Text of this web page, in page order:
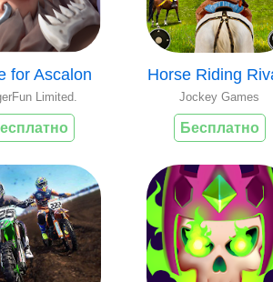
for Ascalon
Limited.
Horse Riding
Jockey Games
Бесплатно